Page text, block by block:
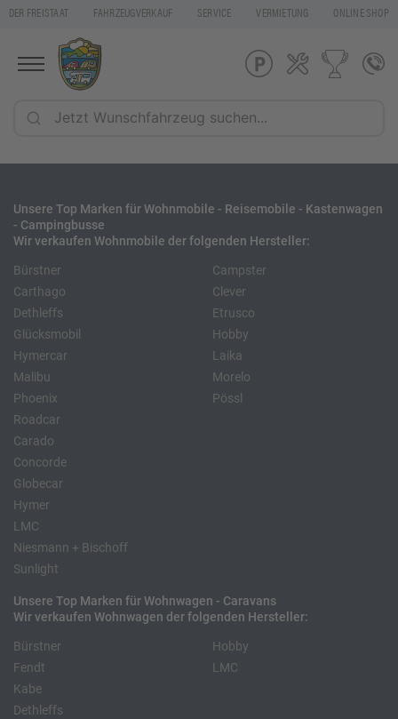
DER FREISTAAT FAHRZEUGVERKAUF SERVICE VERMIETUNG ONLINE SHOP
Unsere Top Marken für Wohnmobile - Reisemobile - Kastenwagen
- Campingbusse
Wir verkaufen Wohnmobile der folgenden Hersteller:
Bürstner
Carthago
Dethleffs
Glücksmobil
Hymercar
Malibu
Phoenix
Roadcar
Campster
Clever
Etrusco
Hobby
Laika
Morelo
Pössl
Carado
Concorde
Globecar
Hymer
LMC
Niesmann + Bischoff
Sunlight
Unsere Top Marken für Wohnwagen - Caravans
Wir verkaufen Wohnwagen der folgenden Hersteller:
Bürstner
Fendt
Kabe
Hobby
LMC
Dethleffs